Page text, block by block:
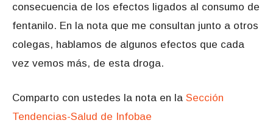
consecuencia de los efectos ligados al consumo de
fentanilo. En la nota que me consultan junto a otros
colegas, hablamos de algunos efectos que cada
vez vemos más, de esta droga.
Comparto con ustedes la nota en la Sección
Tendencias-Salud de Infobae